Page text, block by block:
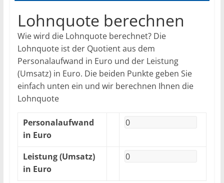
Lohnquote berechnen
Wie wird die Lohnquote berechnet? Die
Lohnquote ist der Quotient aus dem
Personalaufwand in Euro und der Leistung
(Umsatz) in Euro. Die beiden Punkte geben Sie
einfach unten ein und wir berechnen Ihnen die
Lohnquote
Personalaufwand
in Euro
Leistung (Umsatz)
in Euro